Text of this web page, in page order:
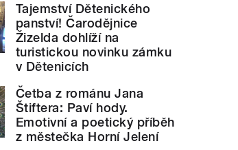
Tajemství Dětenického
panství! Čarodějnice
Žizelda dohlíží na
turistickou novinku zámku
v Dětenicích
Četba z románu Jana
Štiftera: Paví hody.
Emotivní a poetický příběh
z městečka Horní Jelení